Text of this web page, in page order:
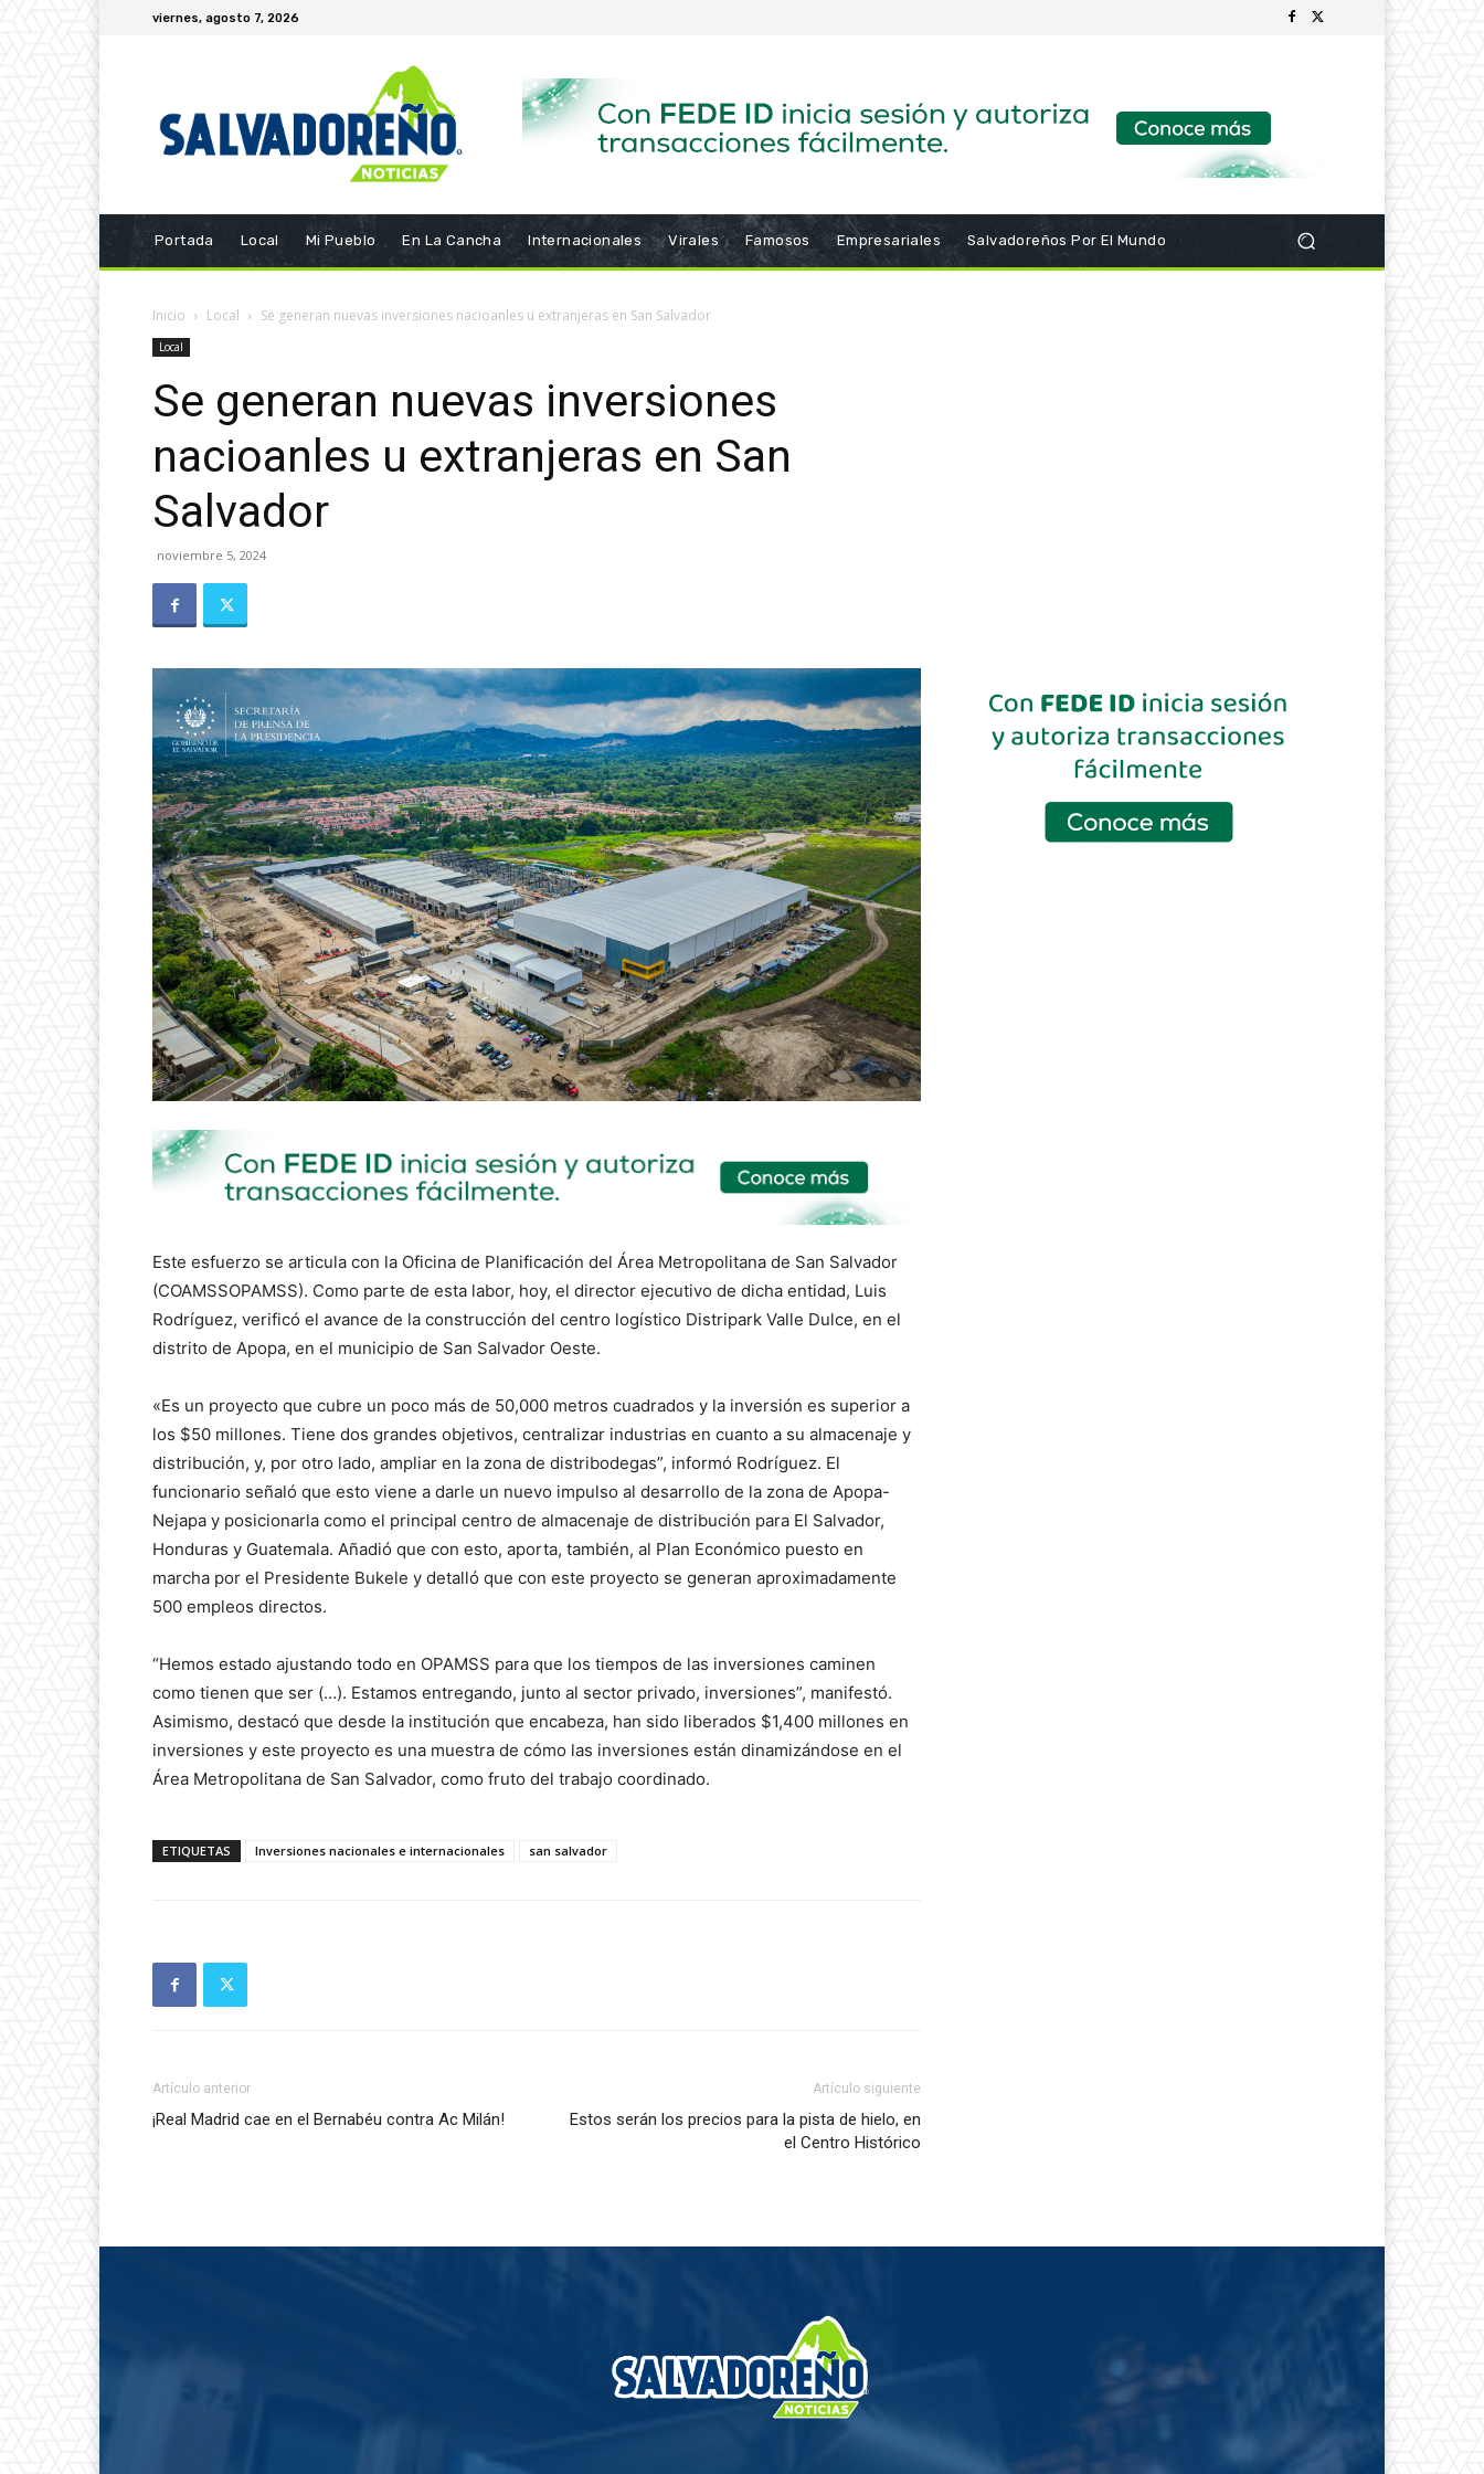
viernes, agosto 7, 2026
Portada Local Mi Pueblo En La Cancha Internacionales Virales Famosos Empresariales Salvadoreños Por El Mundo
Inicio Local Se generan nuevas inversiones nacioanles u extranjeras en San Salvador
Local
Se generan nuevas inversiones
nacioanles u extranjeras en San
Salvador
noviembre 5, 2024
Este esfuerzo se articula con la Oficina de Planificación del Área Metropolitana de San Salvador
(COAMSSOPAMSS). Como parte de esta labor, hoy, el director ejecutivo de dicha entidad, Luis
Rodríguez, verificó el avance de la construcción del centro logístico Distripark Valle Dulce, en el
distrito de Apopa, en el municipio de San Salvador Oeste.
«Es un proyecto que cubre un poco más de 50,000 metros cuadrados y la inversión es superior a
los $50 millones. Tiene dos grandes objetivos, centralizar industrias en cuanto a su almacenaje y
distribución, y, por otro lado, ampliar en la zona de distribodegas”, informó Rodríguez. El
funcionario señaló que esto viene a darle un nuevo impulso al desarrollo de la zona de Apopa-
Nejapa y posicionarla como el principal centro de almacenaje de distribución para El Salvador,
Honduras y Guatemala. Añadió que con esto, aporta, también, al Plan Económico puesto en
marcha por el Presidente Bukele y detalló que con este proyecto se generan aproximadamente
500 empleos directos.
“Hemos estado ajustando todo en OPAMSS para que los tiempos de las inversiones caminen
como tienen que ser (…). Estamos entregando, junto al sector privado, inversiones”, manifestó.
Asimismo, destacó que desde la institución que encabeza, han sido liberados $1,400 millones en
inversiones y este proyecto es una muestra de cómo las inversiones están dinamizándose en el
Área Metropolitana de San Salvador, como fruto del trabajo coordinado.
ETIQUETAS Inversiones nacionales e internacionales san salvador
Artículo anterior
¡Real Madrid cae en el Bernabéu contra Ac Milán!
Artículo siguiente
Estos serán los precios para la pista de hielo, en
el Centro Histórico